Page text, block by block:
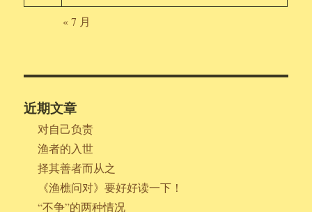
« 7 月
近期文章
对自己负责
渔者的入世
择其善者而从之
《渔樵问对》要好好读一下！
“不争”的两种情况